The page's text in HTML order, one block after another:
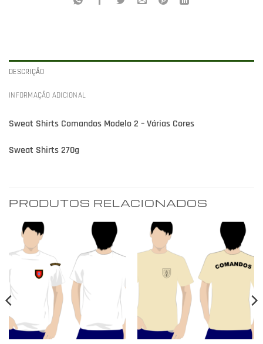
DESCRIÇÃO
INFORMAÇÃO ADICIONAL
Sweat Shirts Comandos Modelo 2 – Várias Cores
Sweat Shirts 270g
PRODUTOS RELACIONADOS